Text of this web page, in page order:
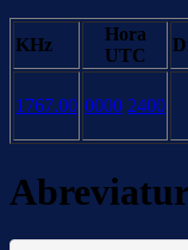
KHz
Hora
UTC
1767.00 0000 2400